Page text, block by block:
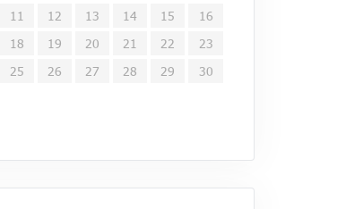
11 12 13 14 15
16
18 19 20 21 22
23
25 26 27 28 29
30